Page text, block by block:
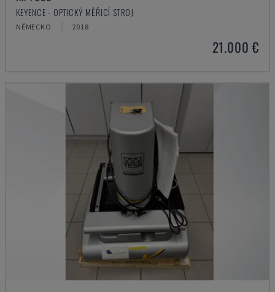
KEYENCE - OPTICKÝ MĚŘICÍ STROJ
NĚMECKO 2018
21.000 €